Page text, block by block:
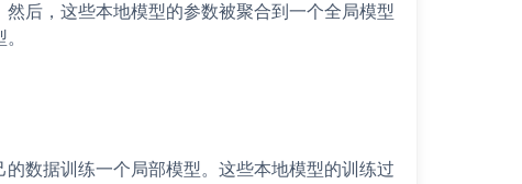
后，这些本地模型的参数被聚合到一个全局模型
数据训练一个局部模型。这些本地模型的训练过